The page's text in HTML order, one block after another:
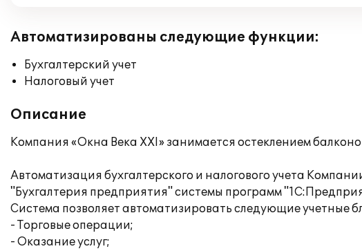
Автоматизированы следующие функции:
Бухгалтерский учет
Налоговый учет
Описание
Компания «Окна Века ХХI» занимается остеклением
Автоматизация бухгалтерского и налогового учета
"Бухгалтерия предприятия" системы программ
Система позволяет автоматизировать следующие учетные
- Торговые операции;
- Оказание услуг;